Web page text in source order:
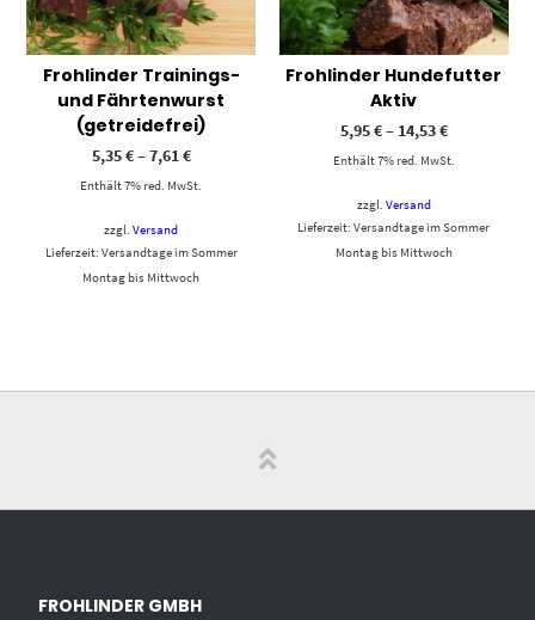
Frohlinder Trainings-
und Fährtenwurst
(getreidefrei)
5,35€–7,61€
Enthält 7% red. MwSt.
zzgl.Versand
Lieferzeit: Versandtage im Sommer
Montag bis Mittwoch
Frohlinder Hundefutter
Aktiv
5,95€– 14,53€
Enthält 7% red. MwSt.
zzgl. Versand
Lieferzeit: Versandtage im Sommer
Montag bis Mittwoch
FROHLINDER GMBH